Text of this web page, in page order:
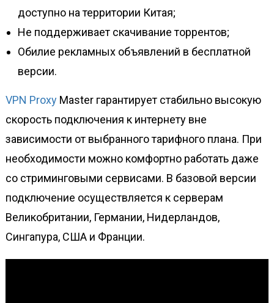
доступно на территории Китая;
Не поддерживает скачивание торрентов;
Обилие рекламных объявлений в бесплатной
версии.
VPN ProxyMaster гарантирует стабильно высокую
скорость подключения к интернету вне
зависимости от выбранного тарифного плана. При
необходимости можно комфортно работать даже
со стриминговыми сервисами. В базовой версии
подключение осуществляется к серверам
Великобритании, Германии, Нидерландов,
Сингапура, США и Франции.